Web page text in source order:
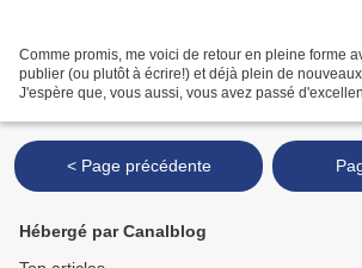
Comme promis, me voici de retour en pleine forme
publier (ou plutôt à écrire!) et déjà plein de
J'espère que, vous aussi, vous avez passé
< Page précédente
Hébergé par Canalblog